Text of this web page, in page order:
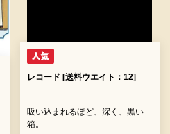
レコード [送料ウエイト：12]
吸い込まれるほど、深く、黒い
箱。